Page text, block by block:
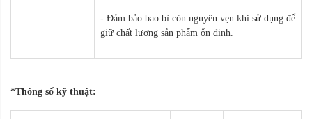
- Đảm bảo bao bì còn nguyên vẹn khi sử dụng để
giữ chất lượng sản phẩm ổn định.
*Thông số kỹ thuật: